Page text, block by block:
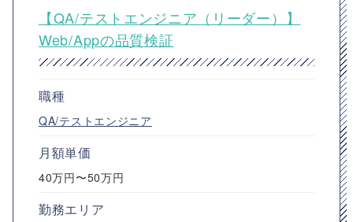
【QA/テストエンジニア（リーダー）】
Web/Appの品質検証
職種
QA/テストエンジニア
月額単価
40万円〜50万円
勤務エリア